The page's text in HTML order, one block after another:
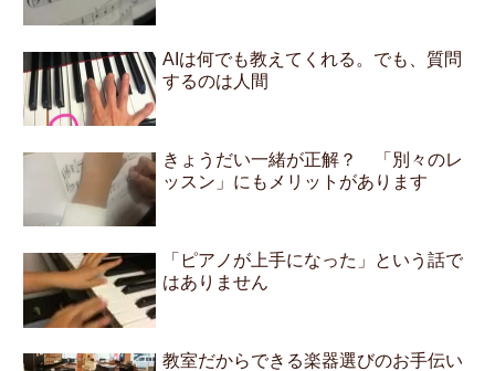
AIは何でも教えてくれる。でも、質問
するのは人間
きょうだい一緒が正解？ 「別々のレ
ッスン」にもメリットがあります
「ピアノが上手になった」という話で
はありません
教室だからできる楽器選びのお手伝い